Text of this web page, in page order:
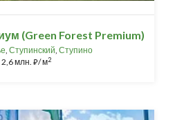
(Green Forest Premium)
, Ступинский, Ступино
2,6 млн. ⃏/ м2